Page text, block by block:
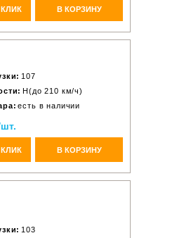
В КОРЗИНУ
107
H(до 210 км/ч)
есть в наличии
В КОРЗИНУ
103